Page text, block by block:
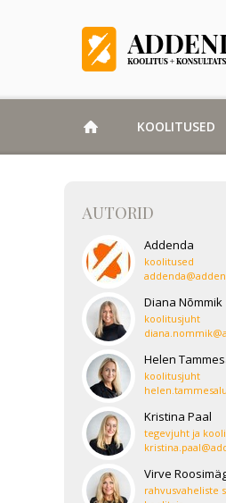
KOOLITUSED
AUTORID
Addenda
koolitused
Diana Nõmmik
koolitusjuht
Helen
koolitusjuht
Kristina Paal
tegevjuht ja
Virve
rahvusvaheliste